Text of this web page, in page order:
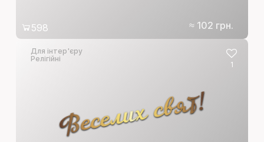
≈ 102 грн.
598
Веселих свят!
Для інтер'єру
Релігійні
1